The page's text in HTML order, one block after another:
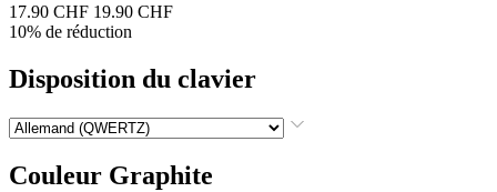
17.90 CHF 19.90 CHF
10% de réduction
Disposition du clavier
Couleur Graphite